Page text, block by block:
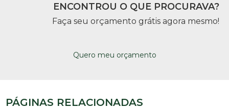
ENCONTROU O QUE PROCURAVA?
Faça seu orçamento grátis agora mesmo!
Quero meu orçamento
PÁGINAS RELACIONADAS